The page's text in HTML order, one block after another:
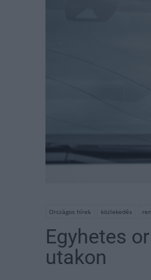
Országos hírek közlekedés
Egyhetes
utakon